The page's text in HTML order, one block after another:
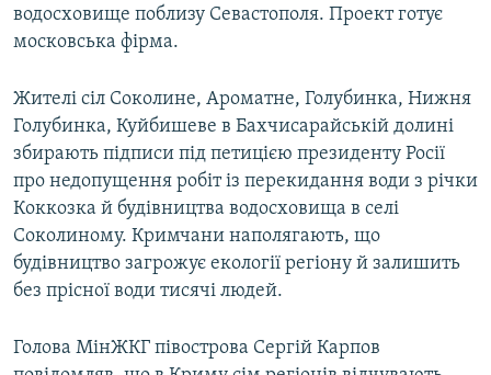
водосховище поблизу Севастополя. Проект готує
московська фірма.
Жителі сіл Соколине, Ароматне, Голубинка, Нижня
Голубинка, Куйбишеве в Бахчисарайській долині
збирають підписи під петицією президенту Росії
про недопущення робіт із перекидання води з річки
Коккозка й будівництва водосховища в селі
Соколиному. Кримчани наполягають, що
будівництво загрожує екології регіону й залишить
без прісної води тисячі людей.
Голова МінЖКГ півострова Сергій Карпов